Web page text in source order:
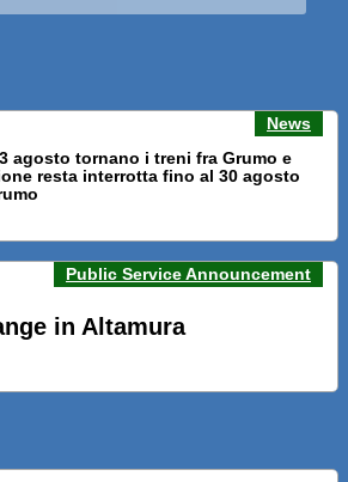
News
agosto tornano i treni fra Grumo e
resta interrotta fino al 30 agosto
NUOVI SERVIZI FALMAPS E LIVECHAT.
TRENO
Next
Public Service Announcement
in Altamura